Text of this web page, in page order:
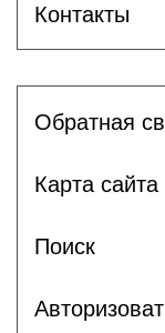
Контакты
Обратная
Карта сайта
Поиск